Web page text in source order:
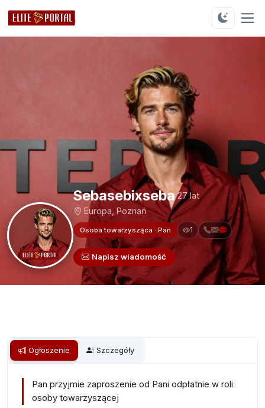
Sebasebixseba 27 lat
Europa, Poznań
Osoba towarzysząca · Pan 1
Napisz wiadomość
Ogłoszenie Szczegóły
Pan przyjmie zaproszenie od Pani odpłatnie w roli
osoby towarzyszącej